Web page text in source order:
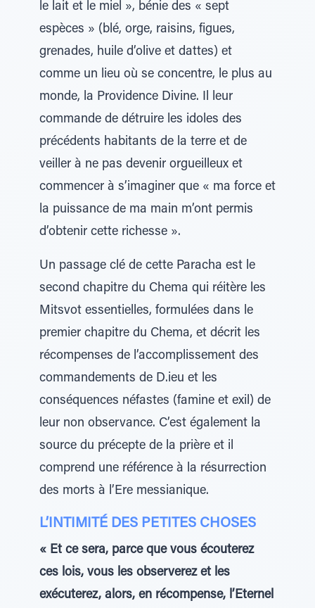
le lait et le miel », bénie des « sept
espèces » (blé, orge, raisins, figues,
grenades, huile d’olive et dattes) et
comme un lieu où se concentre, le plus au
monde, la Providence Divine. Il leur
commande de détruire les idoles des
précédents habitants de la terre et de
veiller à ne pas devenir orgueilleux et
commencer à s’imaginer que « ma force et
la puissance de ma main m’ont permis
d’obtenir cette richesse ».
Un passage clé de cette Paracha est le
second chapitre du Chema qui réitère les
Mitsvot essentielles, formulées dans le
premier chapitre du Chema, et décrit les
récompenses de l’accomplissement des
commandements de D.ieu et les
conséquences néfastes (famine et exil) de
leur non observance. C’est également la
source du précepte de la prière et il
comprend une référence à la résurrection
des morts à l’Ere messianique.
L’INTIMITÉ DES PETITES CHOSES
« Et ce sera, parce que vous écouterez
ces lois, vous les observerez et les
exécuterez, alors, en récompense, l’Eternel